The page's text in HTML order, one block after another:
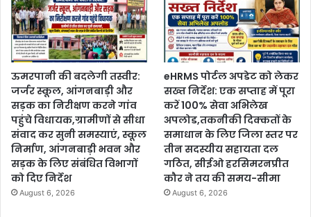
ऊमरपानी की बदलेगी तस्वीर:
जर्जर स्कूल, आंगनबाड़ी और
सड़क का निरीक्षण करने गांव
पहुंचे विधायक,ग्रामीणों से सीधा
संवाद कर सुनी समस्याएं, स्कूल
निर्माण, आंगनबाड़ी भवन और
सड़क के लिए संबंधित विभागों
को दिए निर्देश
August 6, 2026
eHRMS पोर्टल अपडेट को लेकर
सख्त निर्देश: एक सप्ताह में पूरा
करें 100% सेवा अभिलेख
अपलोड,तकनीकी दिक्कतों के
समाधान के लिए जिला स्तर पर
तीन सदस्यीय सहायता दल
गठित, सीईओ हरसिमरनप्रीत
कौर ने तय की समय-सीमा
August 6, 2026